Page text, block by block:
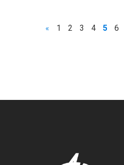
« 1 2 3 4 5 6